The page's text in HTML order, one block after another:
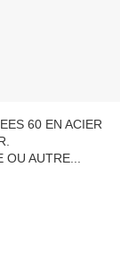
60 EN ACIER
AUTRE...